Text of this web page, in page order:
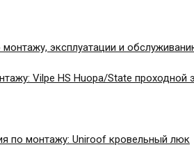
эксплуатации и
Vilpe HS Huopa/State проходной
по монтажу: Uniroof кровельный люк